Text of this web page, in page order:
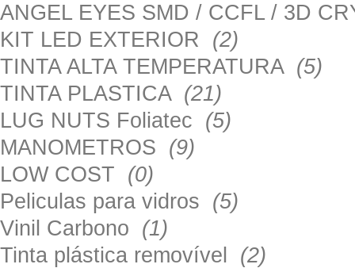
ANGEL EYES SMD / CCFL / 3D
KIT LED EXTERIOR (2)
TINTA ALTA TEMPERATURA (5)
TINTA PLASTICA (21)
LUG NUTS Foliatec (5)
MANOMETROS (9)
LOW COST (0)
Peliculas para vidros (5)
Vinil Carbono (1)
Tinta plástica removível (2)